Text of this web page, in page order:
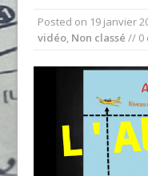
Posted on 19 janvier
vidéo, Non classé // 0